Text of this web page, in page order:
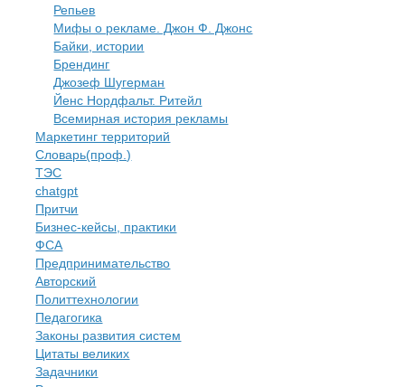
Репьев
Мифы о рекламе. Джон Ф. Джонс
Байки, истории
Брендинг
Джозеф Шугерман
​Йенс Нордфальт. Ритейл
Всемирная история рекламы
Маркетинг территорий
Словарь(проф.)
ТЭС
chatgpt
Притчи
Бизнес-кейсы, практики
ФСА
Предпринимательство
Авторский
Политтехнологии
​Педагогика
Законы развития систем
Цитаты великих
Задачники